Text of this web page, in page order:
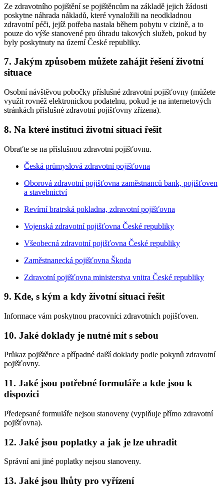
Ze zdravotního pojištění se pojištěncům na základě jejich žádosti
poskytne náhrada nákladů, které vynaložili na neodkladnou
zdravotní péči, jejíž potřeba nastala během pobytu v cizině, a to
pouze do výše stanovené pro úhradu takových služeb, pokud by
byly poskytnuty na území České republiky.
7. Jakým způsobem můžete zahájit řešení životní
situace
Osobní návštěvou pobočky příslušné zdravotní pojišťovny (můžete
využít rovněž elektronickou podatelnu, pokud je na internetových
stránkách příslušné zdravotní pojišťovny zřízena).
8. Na které instituci životní situaci řešit
Obraťte se na příslušnou zdravotní pojišťovnu.
Česká průmyslová zdravotní pojišťovna
Oborová zdravotní pojišťovna zaměstnanců bank, pojišťoven
a stavebnictví
Revírní bratrská pokladna, zdravotní pojišťovna
Vojenská zdravotní pojišťovna České republiky
Všeobecná zdravotní pojišťovna České republiky
Zaměstnanecká pojišťovna Škoda
Zdravotní pojišťovna ministerstva vnitra České republiky
9. Kde, s kým a kdy životní situaci řešit
Informace vám poskytnou pracovníci zdravotních pojišťoven.
10. Jaké doklady je nutné mít s sebou
Průkaz pojištěnce a případné další doklady podle pokynů zdravotní
pojišťovny.
11. Jaké jsou potřebné formuláře a kde jsou k
dispozici
Předepsané formuláře nejsou stanoveny (vyplňuje přímo zdravotní
pojišťovna).
12. Jaké jsou poplatky a jak je lze uhradit
Správní ani jiné poplatky nejsou stanoveny.
13. Jaké jsou lhůty pro vyřízení